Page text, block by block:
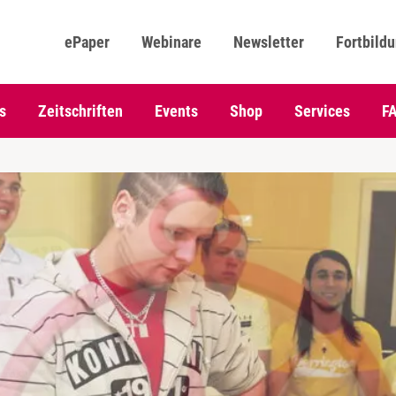
ePaper Webinare Newsletter
Zeitschriften Events Shop Services